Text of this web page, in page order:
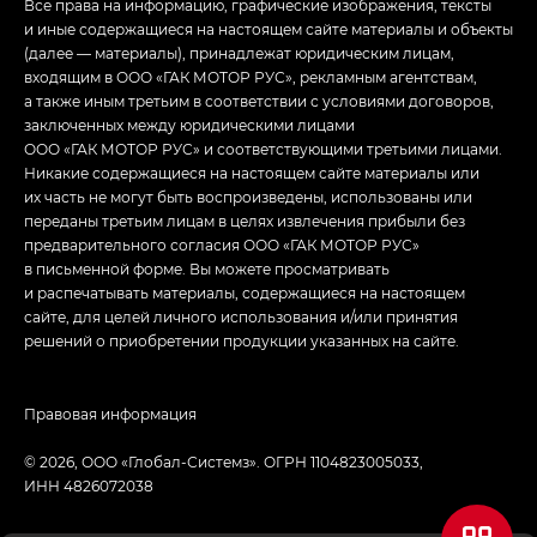
Все права на информацию, графические изображения, тексты
и иные содержащиеся на настоящем сайте материалы и объекты
(далее — материалы), принадлежат юридическим лицам,
входящим в ООО «ГАК МОТОР РУС», рекламным агентствам,
а также иным третьим в соответствии с условиями договоров,
заключенных между юридическими лицами
ООО «ГАК МОТОР РУС» и соответствующими третьими лицами.
Никакие содержащиеся на настоящем сайте материалы или
их часть не могут быть воспроизведены, использованы или
переданы третьим лицам в целях извлечения прибыли без
предварительного согласия ООО «ГАК МОТОР РУС»
в письменной форме. Вы можете просматривать
и распечатывать материалы, содержащиеся на настоящем
сайте, для целей личного использования и/или принятия
решений о приобретении продукции указанных на сайте.
© 2026, ООО «‎Глобал-Системз». ОГРН 1104823005033,
ИНН 4826072038
Правовая информация